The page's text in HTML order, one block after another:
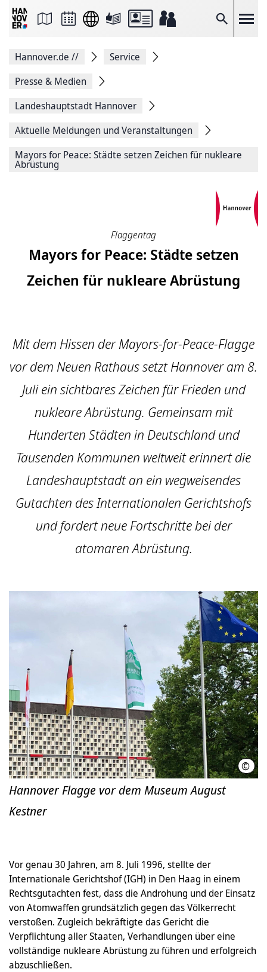
Suche
Seite
Facebook
teilen
Seitenlink
Seite
Hannover.de //
Service
Presse & Medien
Landeshauptstadt Hannover
Aktuelle Meldungen und Veranstaltungen
Mayors for Peace: Städte setzen Zeichen für nukleare
Abrüstung
Flaggentag
Mayors for Peace: Städte setzen
Zeichen für nukleare Abrüstung
Mit dem Hissen der Mayors-for-Peace-Flagge
vor dem Neuen Rathaus setzt Hannover am 8.
Juli ein sichtbares Zeichen für Frieden und
nukleare Abrüstung. Gemeinsam mit
Hunderten Städten in Deutschland und
Tausenden Kommunen weltweit erinnert die
Landeshauptstadt an ein wegweisendes
Gutachten des Internationalen Gerichtshofs
und fordert neue Fortschritte bei der
atomaren Abrüstung.
© LHH
Hannover Flagge vor dem Museum August
Kestner
Vor genau 30 Jahren, am 8. Juli 1996, stellte der
Internationale Gerichtshof (IGH) in Den Haag in einem
Rechtsgutachten fest, dass die Androhung und der Einsatz
von Atomwaffen grundsätzlich gegen das Völkerrecht
verstoßen. Zugleich bekräftigte das Gericht die
Verpflichtung aller Staaten, Verhandlungen über eine
vollständige nukleare Abrüstung zu führen und erfolgreich
abzuschließen.